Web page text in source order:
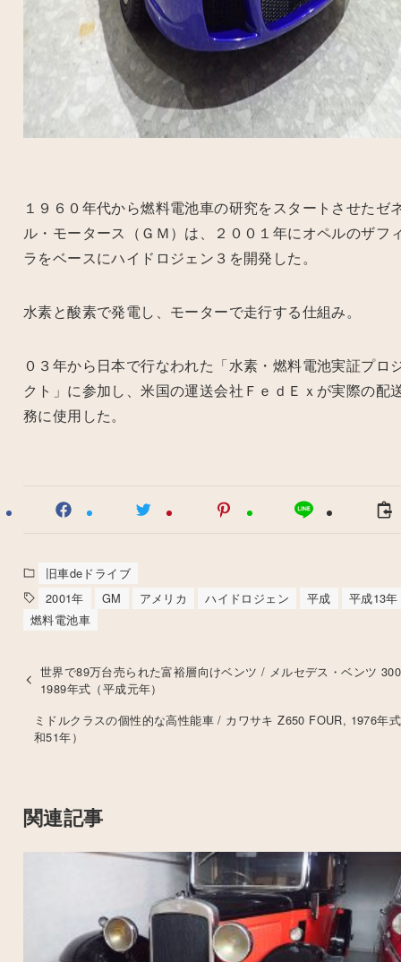
１９６０年代から燃料電池車の研究をスタートさせたゼ
ル・モータース（ＧＭ）は、２００１年にオペルのザフ
ラをベースにハイドロジェン３を開発した。
水素と酸素で発電し、モーターで走行する仕組み。
０３年から日本で行なわれた「水素・燃料電池実証プロ
クト」に参加し、米国の運送会社ＦｅｄＥｘが実際の配
務に使用した。
旧車deドライブ
2001年
GM アメリカ ハイドロジェン 平成
平成13年
燃料電池車
世界で89万台売られた富裕層向けベンツ / メルセデス・ベンツ
1989年式（平成元年）
ミドルクラスの個性的な高性能車 / カワサキ Z650 FOUR, 1976年
和51年）
関連記事